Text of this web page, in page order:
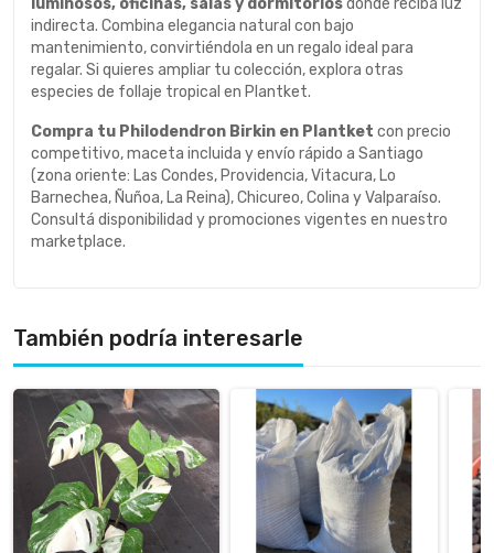
indirecta. Combina elegancia natural con bajo
mantenimiento, convirtiéndola en un regalo ideal para
regalar. Si quieres ampliar tu colección, explora otras
especies de follaje tropical en Plantket.
Compra tu Philodendron Birkin en Plantket con precio
competitivo, maceta incluida y envío rápido a Santiago
(zona oriente: Las Condes, Providencia, Vitacura, Lo
Barnechea, Ñuñoa, La Reina), Chicureo, Colina y Valparaíso.
Consultá disponibilidad y promociones vigentes en nuestro
marketplace.
También podría interesarle